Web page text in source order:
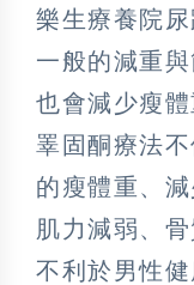
樂生療養院
一般的減重
也會減少瘦
睪固酮療法
的瘦體重、
肌力減弱、
不利於男性